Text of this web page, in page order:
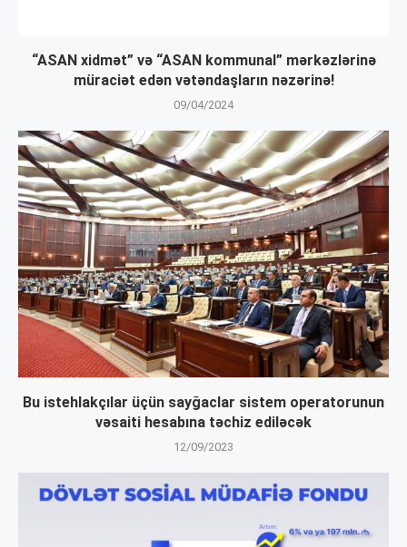
“ASAN xidmət” və “ASAN kommunal” mərkəzlərinə
müraciət edən vətəndaşların nəzərinə!
09/04/2024
Bu istehlakçılar üçün sayğaclar sistem operatorunun
vəsaiti hesabına təchiz ediləcək
12/09/2023